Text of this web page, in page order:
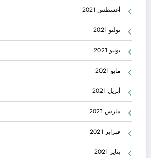
أغسطس 2021
يوليو 2021
يونيو 2021
مايو 2021
أبريل 2021
مارس 2021
فبراير 2021
يناير 2021